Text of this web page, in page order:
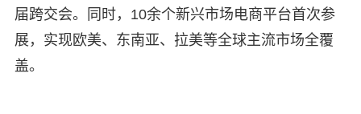
届跨交会。同时，10余个新兴市场电商平台首次参
展，实现欧美、东南亚、拉美等全球主流市场全覆
盖。